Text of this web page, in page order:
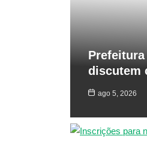
discutem
ago 5, 2026